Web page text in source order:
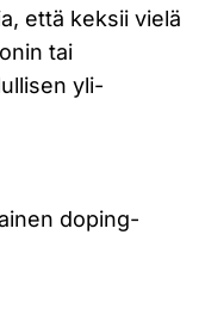
että keksii vielä
tai
yli-
doping-